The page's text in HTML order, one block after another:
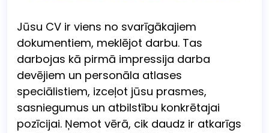
Jūsu CV ir viens no svarīgākajiem
dokumentiem, meklējot darbu. Tas
darbojas kā pirmā impressija darba
devējiem un personāla atlases
speciālistiem, izceļot jūsu prasmes,
sasniegumus un atbilstību konkrētajai
pozīcijai. Ņemot vērā, cik daudz ir atkarīgs